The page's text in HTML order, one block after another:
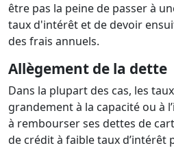
être pas la peine de passer à
taux d'intérêt et de devoir
des frais annuels.
Allègement de la dette
Dans la plupart des cas, les
grandement à la capacité ou à
à rembourser ses dettes de
de crédit à faible taux d’intérêt